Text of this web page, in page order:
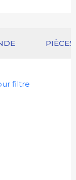
filtre